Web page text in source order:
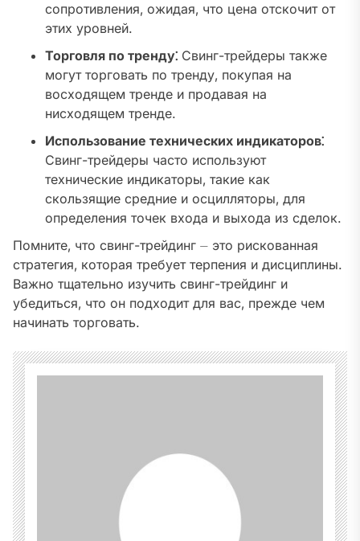
сопротивления‚ ожидая‚ что цена отскочит от
этих уровней.
Торговля по тренду⁚ Свинг-трейдеры также
могут торговать по тренду‚ покупая на
восходящем тренде и продавая на
нисходящем тренде.
Использование технических индикаторов⁚
Свинг-трейдеры часто используют
технические индикаторы‚ такие как
скользящие средние и осцилляторы‚ для
определения точек входа и выхода из сделок.
Помните‚ что свинг-трейдинг ⏤ это рискованная
стратегия‚ которая требует терпения и дисциплины.
Важно тщательно изучить свинг-трейдинг и
убедиться‚ что он подходит для вас‚ прежде чем
начинать торговать.